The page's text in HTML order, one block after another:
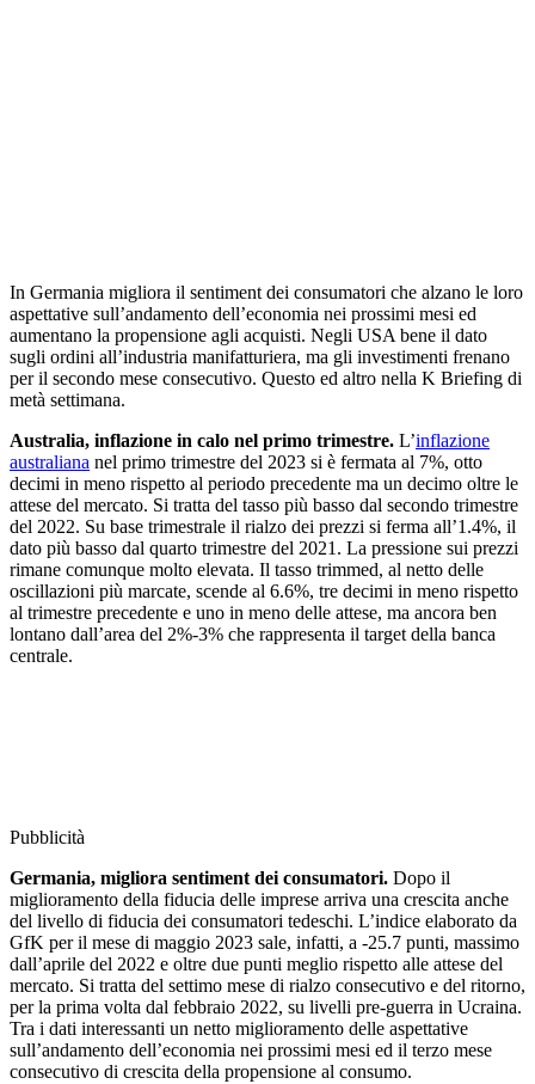
In Germania migliora il sentiment dei consumatori che alzano le loro
aspettative sull’andamento dell’economia nei prossimi mesi ed
aumentano la propensione agli acquisti. Negli USA bene il dato
sugli ordini all’industria manifatturiera, ma gli investimenti frenano
per il secondo mese consecutivo. Questo ed altro nella K Briefing di
metà settimana.
Australia, inflazione in calo nel primo trimestre. L’inflazione
australiana nel primo trimestre del 2023 si è fermata al 7%, otto
decimi in meno rispetto al periodo precedente ma un decimo oltre le
attese del mercato. Si tratta del tasso più basso dal secondo trimestre
del 2022. Su base trimestrale il rialzo dei prezzi si ferma all’1.4%, il
dato più basso dal quarto trimestre del 2021. La pressione sui prezzi
rimane comunque molto elevata. Il tasso trimmed, al netto delle
oscillazioni più marcate, scende al 6.6%, tre decimi in meno rispetto
al trimestre precedente e uno in meno delle attese, ma ancora ben
lontano dall’area del 2%-3% che rappresenta il target della banca
centrale.
Pubblicità
Germania, migliora sentiment dei consumatori. Dopo il
miglioramento della fiducia delle imprese arriva una crescita anche
del livello di fiducia dei consumatori tedeschi. L’indice elaborato da
GfK per il mese di maggio 2023 sale, infatti, a -25.7 punti, massimo
dall’aprile del 2022 e oltre due punti meglio rispetto alle attese del
mercato. Si tratta del settimo mese di rialzo consecutivo e del ritorno,
per la prima volta dal febbraio 2022, su livelli pre-guerra in Ucraina.
Tra i dati interessanti un netto miglioramento delle aspettative
sull’andamento dell’economia nei prossimi mesi ed il terzo mese
consecutivo di crescita della propensione al consumo.